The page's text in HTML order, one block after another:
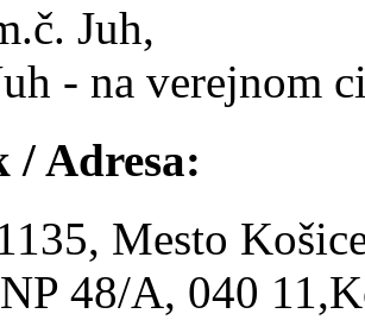
Juh,
- na verejnom
/ Adresa:
Mesto
48/A, 040